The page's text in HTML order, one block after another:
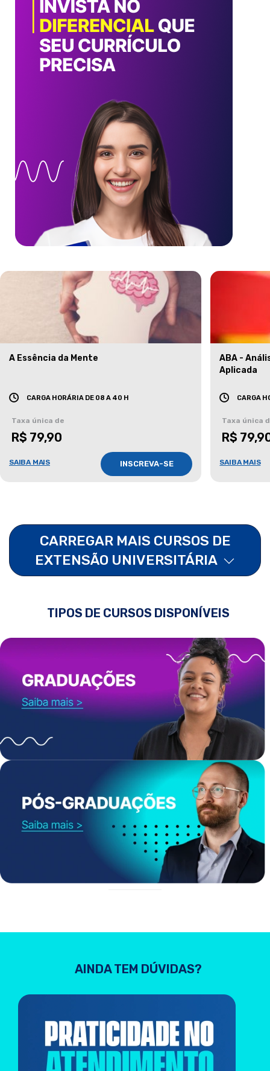
A Essência da Mente
CARGA HORÁRIA DE 08 A 40 H
Taxa única de
R$ 79,90
SAIBA MAIS INSCREVA-SE
ABA -
Aplicada
CARGA
Taxa única
R$
SAIBA MAIS
CARREGAR MAIS CURSOS DE
EXTENSÃO UNIVERSITÁRIA
TIPOS DE CURSOS DISPONÍVEIS
AINDA TEM DÚVIDAS?